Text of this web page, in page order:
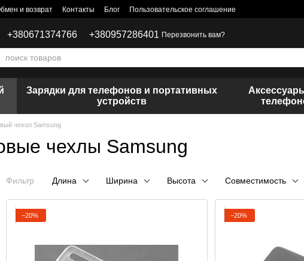
и возврат Контакты Блог Пользовательское соглашение
+380671374766 +380957286401 Перезвонить вам?
Зарядки для телефонов и портативных
устройств
чехол Samsung
чехлы Samsung
Фильтр Длина Ширина Высота Совместимость
−20% −20%